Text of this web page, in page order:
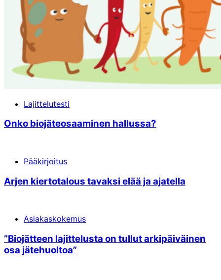
Lajittelutesti
Onko biojäteosaaminen hallussa?
Pääkirjoitus
Arjen kiertotalous tavaksi elää ja ajatella
Asiakaskokemus
”Biojätteen lajittelusta on tullut arkipäiväinen
osa jätehuoltoa”